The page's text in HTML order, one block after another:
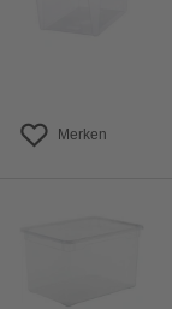
Merken